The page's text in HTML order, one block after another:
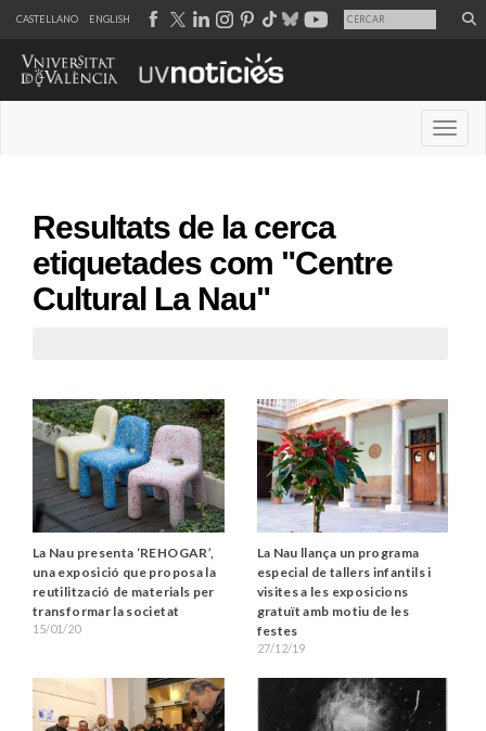
CASTELLANO ENGLISH
Resultats de la cerca
etiquetades com "Centre
Cultural La Nau"
La Nau presenta ‘REHOGAR’,
una exposició que proposa la
reutilització de materials per
transformar la societat
15/01/20
La Nau llança un programa
especial de tallers infantils i
visites a les exposicions
gratuït amb motiu de les
festes
27/12/19